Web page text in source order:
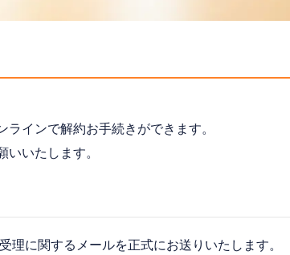
インで解約お手続きができます。
いいたします。
に関するメールを正式にお送りいたします。